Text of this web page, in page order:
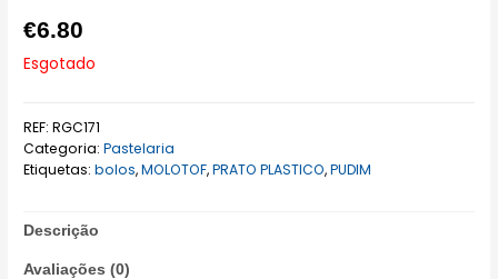
€6.80
Esgotado
REF:RGC171
Categoria:Pastelaria
Etiquetas:bolos,MOLOTOF,PRATO PLASTICO,PUDIM
Descrição
Avaliações (0)